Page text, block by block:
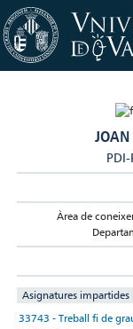
Àrea de
Asignatures
33743 - Treball fi de